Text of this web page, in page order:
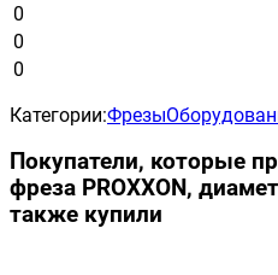
0
0
0
Категории:Фрезы
Покупатели, которые
фреза PROXXON,
также купили